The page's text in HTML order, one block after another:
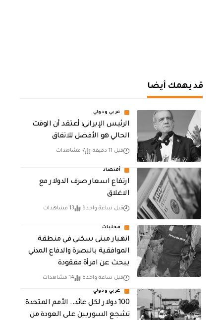
قد يهمك أيضا
عربي ودولي
الرئيس الإيراني: أعتقد أن الوقت
الحالي هو الأفضل للاتفاق
قبل 11 دقيقة 7 مشاهدات
أقتصاد
ارتفاع اسعار صرف الدولار مع
الاغلاق
قبل ساعة واحدة 13 مشاهدات
محليات
انهيار مبنى سكني في منطقة
الموافقية بالبصرة والدفاع المدني
يبحث عن امرأة مفقودة
قبل ساعة واحدة 14 مشاهدات
عربي ودولي
100 دولار لكل عائد.. الأمم المتحدة
تشجع السوريين على العودة من